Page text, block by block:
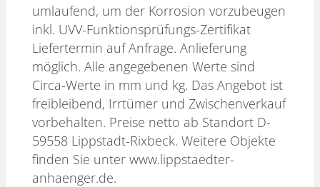
umlaufend, um der Korrosion vorzubeugen
inkl. UVV-Funktionsprüfungs-Zertifikat
Liefertermin auf Anfrage. Anlieferung
möglich. Alle angegebenen Werte sind
Circa-Werte in mm und kg. Das Angebot ist
freibleibend, Irrtümer und Zwischenverkauf
vorbehalten. Preise netto ab Standort D-
59558 Lippstadt-Rixbeck. Weitere Objekte
finden Sie unter www.lippstaedter-
anhaenger.de.